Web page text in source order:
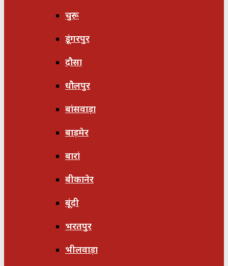
चुरू
डूंगरपुर
दौसा
धौलपुर
बांसवाड़ा
बाड़मेर
बारां
बीकानेर
बूंदी
भरतपुर
भीलवाड़ा